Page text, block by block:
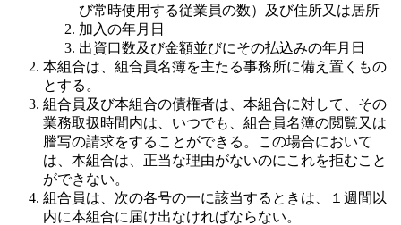
び常時使用する従業員の数）及び住所又は居所
加入の年月日
出資口数及び金額並びにその払込みの年月日
本組合は、組合員名簿を主たる事務所に備え置くもの
とする。
組合員及び本組合の債権者は、本組合に対して、その
業務取扱時間内は、いつでも、組合員名簿の閲覧又は
謄写の請求をすることができる。この場合において
は、本組合は、正当な理由がないのにこれを拒むこと
ができない。
組合員は、次の各号の一に該当するときは、１週間以
内に本組合に届け出なければならない。